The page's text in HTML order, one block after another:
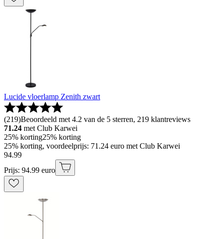
Lucide vloerlamp Zenith zwart
(219)Beoordeeld met 4.2 van de 5 sterren, 219 klantreviews
71.24 met Club Karwei
25% korting25% korting
25% korting, voordeelprijs: 71.24 euro met Club Karwei
94.99
Prijs: 94.99 euro